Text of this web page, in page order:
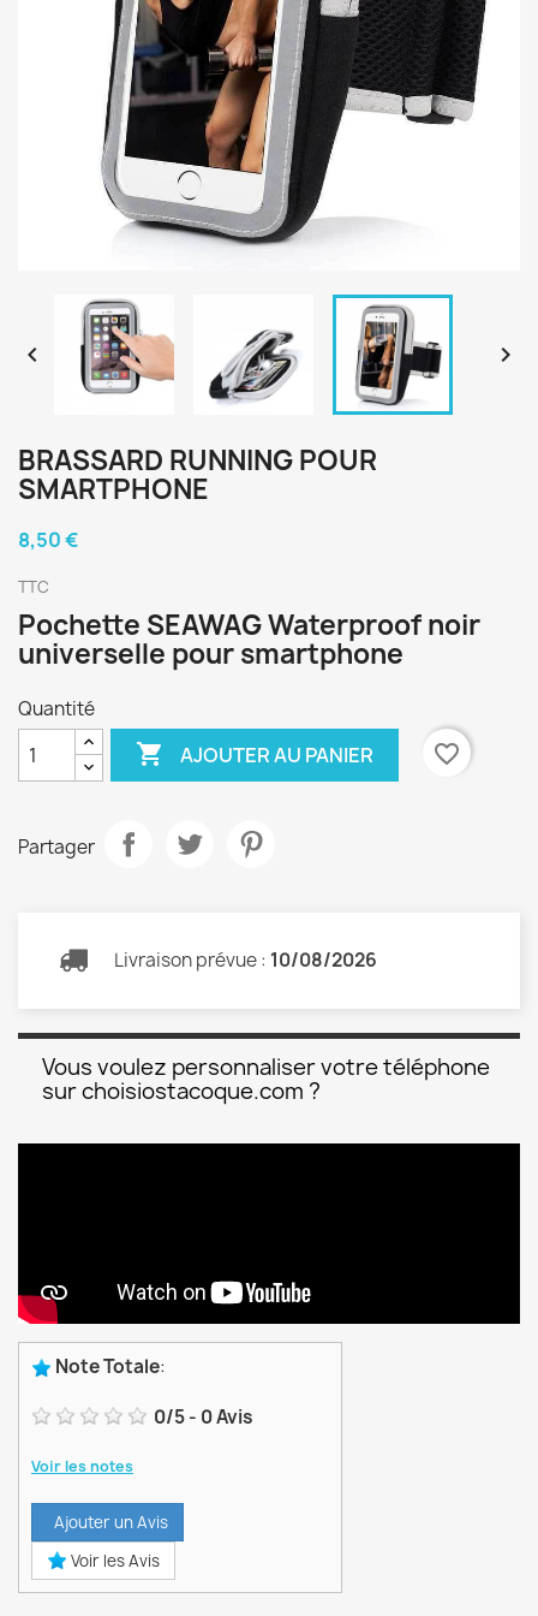
 
BRASSARD RUNNING POUR
SMARTPHONE
8,50 €
TTC
Pochette SEAWAG Waterproof noir
universelle pour smartphone
Quantité
 AJOUTER AU PANIER favorite_border
Partager
Livraison prévue : 10/08/2026
Vous voulez personnaliser votre téléphone
sur choisiostacoque.com ?
Note Totale:
0/5- 0Avis
Voir les notes
Ajouter un Avis
Voir les Avis